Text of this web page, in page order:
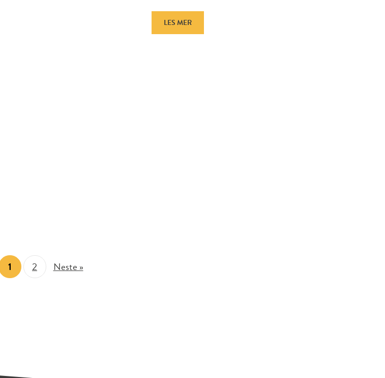
LES MER
1 2 Neste »